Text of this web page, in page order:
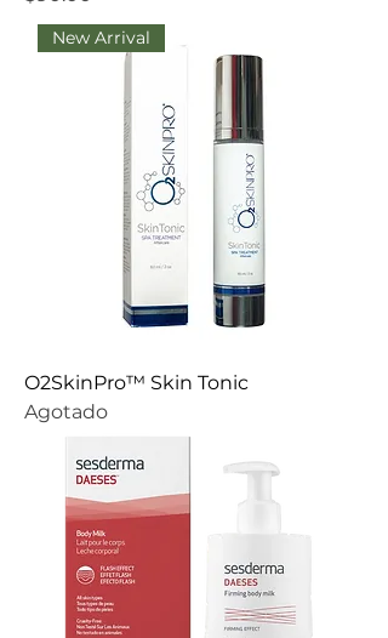
New Arrival
O2SkinPro™ Skin Tonic
Agotado